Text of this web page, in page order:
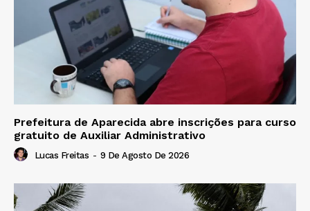
Prefeitura de Aparecida abre inscrições para curso
gratuito de Auxiliar Administrativo
Lucas Freitas - 9 De Agosto De 2026